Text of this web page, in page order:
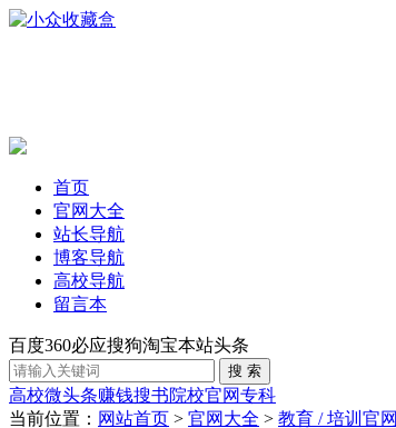
首页
官网大全
站长导航
博客导航
高校导航
留言本
百度360必应搜狗淘宝本站头条
高校微头条赚钱搜书院校官网专科
当前位置： 网站首页 > 官网大全 > 教育 / 培训官网